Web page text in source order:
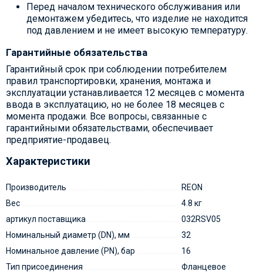
Перед началом технического обслуживания или
демонтажем убедитесь, что изделие не находится
под давлением и не имеет высокую температуру.
Гарантийные обязательства
Гарантийный срок при соблюдении потребителем
правил транспортировки, хранения, монтажа и
эксплуатации устанавливается 12 месяцев с момента
ввода в эксплуатацию, но не более 18 месяцев с
момента продажи. Все вопросы, связанные с
гарантийными обязательствами, обеспечивает
предприятие-продавец.
Характеристики
Производитель
REON
Вес
4.8 кг
артикул поставщика
032RSV05
Номинальный диаметр (DN), мм
32
Номинальное давление (PN), бар
16
Тип присоединения
Фланцевое